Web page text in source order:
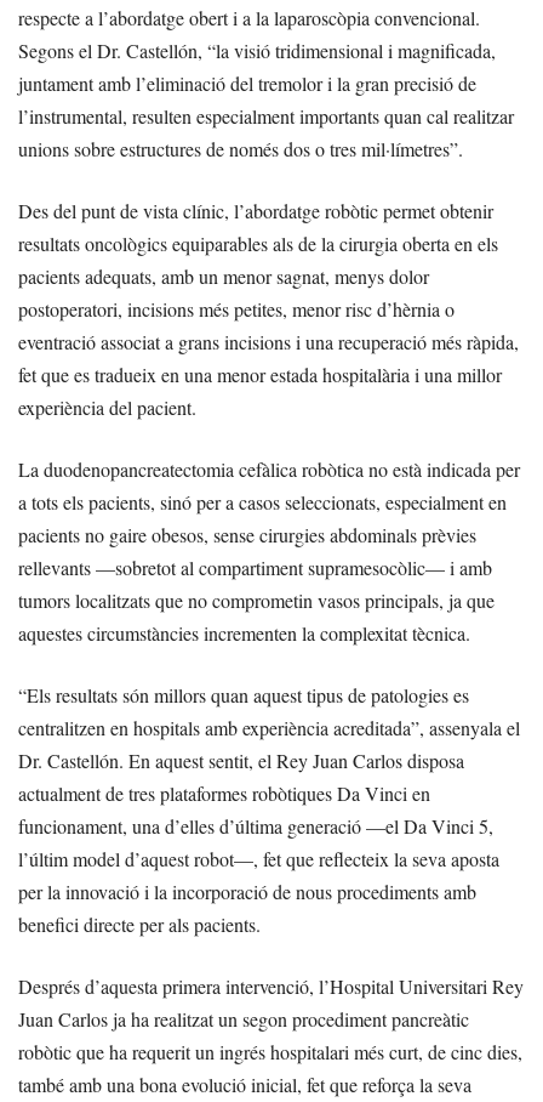
respecte a l’abordatge obert i a la laparoscòpia convencional.
Segons el Dr. Castellón, “la visió tridimensional i magnificada,
juntament amb l’eliminació del tremolor i la gran precisió de
l’instrumental, resulten especialment importants quan cal realitzar
unions sobre estructures de només dos o tres mil·límetres”.
Des del punt de vista clínic, l’abordatge robòtic permet obtenir
resultats oncològics equiparables als de la cirurgia oberta en els
pacients adequats, amb un menor sagnat, menys dolor
postoperatori, incisions més petites, menor risc d’hèrnia o
eventració associat a grans incisions i una recuperació més ràpida,
fet que es tradueix en una menor estada hospitalària i una millor
experiència del pacient.
La duodenopancreatectomia cefàlica robòtica no està indicada per
a tots els pacients, sinó per a casos seleccionats, especialment en
pacients no gaire obesos, sense cirurgies abdominals prèvies
rellevants —sobretot al compartiment supramesocòlic— i amb
tumors localitzats que no comprometin vasos principals, ja que
aquestes circumstàncies incrementen la complexitat tècnica.
“Els resultats són millors quan aquest tipus de patologies es
centralitzen en hospitals amb experiència acreditada”, assenyala el
Dr. Castellón. En aquest sentit, el Rey Juan Carlos disposa
actualment de tres plataformes robòtiques Da Vinci en
funcionament, una d’elles d’última generació —el Da Vinci 5,
l’últim model d’aquest robot—, fet que reflecteix la seva aposta
per la innovació i la incorporació de nous procediments amb
benefici directe per als pacients.
Després d’aquesta primera intervenció, l’Hospital Universitari Rey
Juan Carlos ja ha realitzat un segon procediment pancreàtic
robòtic que ha requerit un ingrés hospitalari més curt, de cinc dies,
també amb una bona evolució inicial, fet que reforça la seva